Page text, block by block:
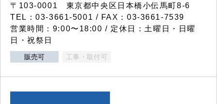
〒103-0001 東京都中央区日本橋小伝馬町8-6
TEL：03-3661-5001 / FAX：03-3661-7539
営業時間：9:00〜18:00 / 定休日：土曜日・日曜
日・祝祭日
販売可 工事・取付可